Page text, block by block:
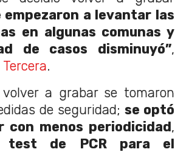
empezaron a levantar las
en algunas comunas y
de casos disminuyó”,
Tercera.
volver a grabar se tomaron
de seguridad; se optó
con menos periodicidad,
test de PCR para el